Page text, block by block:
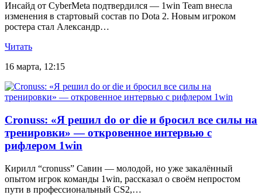
Инсайд от CyberMeta подтвердился — 1win Team внесла
изменения в стартовый состав по Dota 2. Новым игроком
ростера стал Александр…
Читать
16 марта, 12:15
Cronuss: «Я решил do or die и бросил все силы на
тренировки» — откровенное интервью с
рифлером 1win
Кирилл “cronuss” Савин — молодой, но уже закалённый
опытом игрок команды 1win, рассказал о своём непростом
пути в профессиональный CS2,…